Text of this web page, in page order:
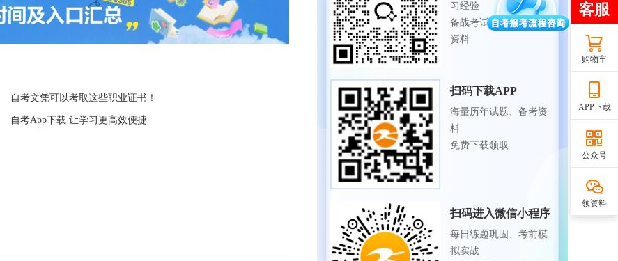
自考文凭可以考取这些职业证书！
自考App下载 让学习更高效便捷
习经验
备战考试，获取试题及
资料
扫码下载APP
海量历年试题、备考资
料
免费下载领取
扫码进入微信小程序
每日练题巩固、考前模
拟实战
购物车
APP下载
公众号
领资料